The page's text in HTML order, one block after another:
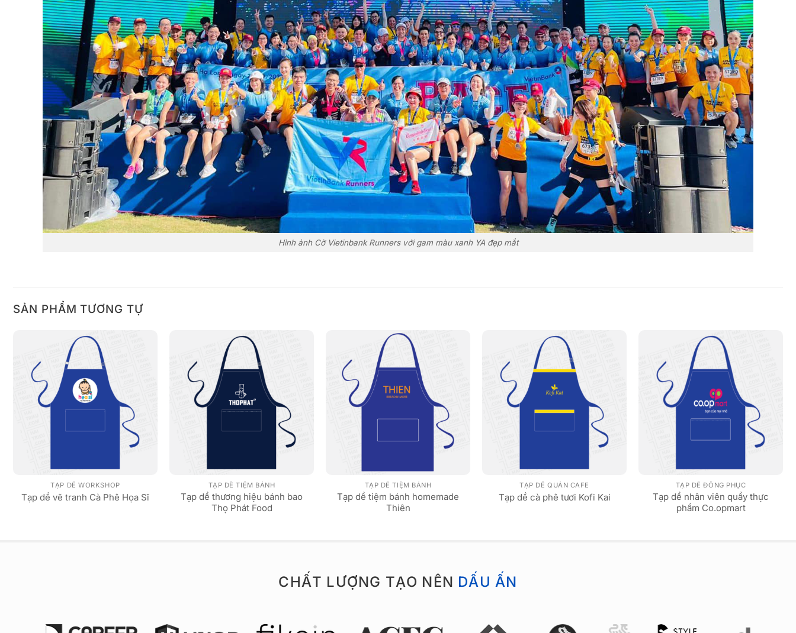
Hình ảnh Cờ Vietinbank Runners với gam màu xanh YA đẹp mắt
SẢN PHẨM TƯƠNG TỰ
TẠP DỀ WORKSHOP
Tạp dề vẽ tranh Cà Phê Họa Sĩ
TẠP DỀ TIỆM BÁNH
Tạp dề thương hiệu bánh bao
Thọ Phát Food
TẠP DỀ TIỆM BÁNH
Tạp dề tiệm bánh homemade
Thiên
TẠP DỀ QUÁN CAFE
Tạp dề cà phê tươi Kofi Kai
TẠP DỀ ĐỒNG PHỤC
Tạp dề nhân viên quầy thực
phẩm Co.opmart
CHẤT LƯỢNG TẠO NÊN DẤU ẤN